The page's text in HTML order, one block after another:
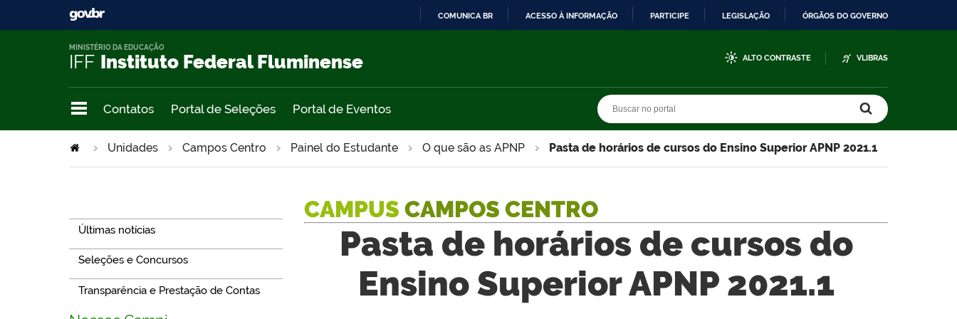
COMUNICA BR ACESSO À INFORMAÇÃO PARTICIPE LEGISLAÇÃO ÓRGÃOS DO GOVERNO
IFF Instituto Federal Fluminense
MINISTÉRIO DA EDUCAÇÃO
ALTO CONTRASTE VLIBRAS
Contatos Portal de Seleções Portal de Eventos
Unidades Campos Centro Painel do Estudante O que são as APNP Pasta de horários de cursos do Ensino Superior APNP 2021.1
Últimas notícias
Seleções e Concursos
Transparência e Prestação de Contas
CAMPUS CAMPOS CENTRO
Pasta de horários de cursos do
Ensino Superior APNP 2021.1